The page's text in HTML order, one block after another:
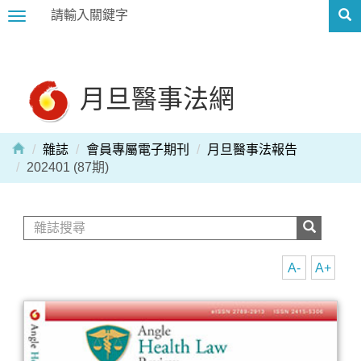
Toggle
月旦醫事法網
雜誌 會員專屬電子期刊
月旦醫事法報告
202401 (87期)
A+
A-